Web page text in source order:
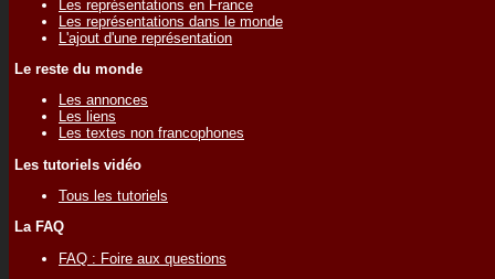
Les représentations en France
Les représentations dans le monde
L'ajout d'une représentation
Le reste du monde
Les annonces
Les liens
Les textes non francophones
Les tutoriels vidéo
Tous les tutoriels
La FAQ
FAQ : Foire aux questions